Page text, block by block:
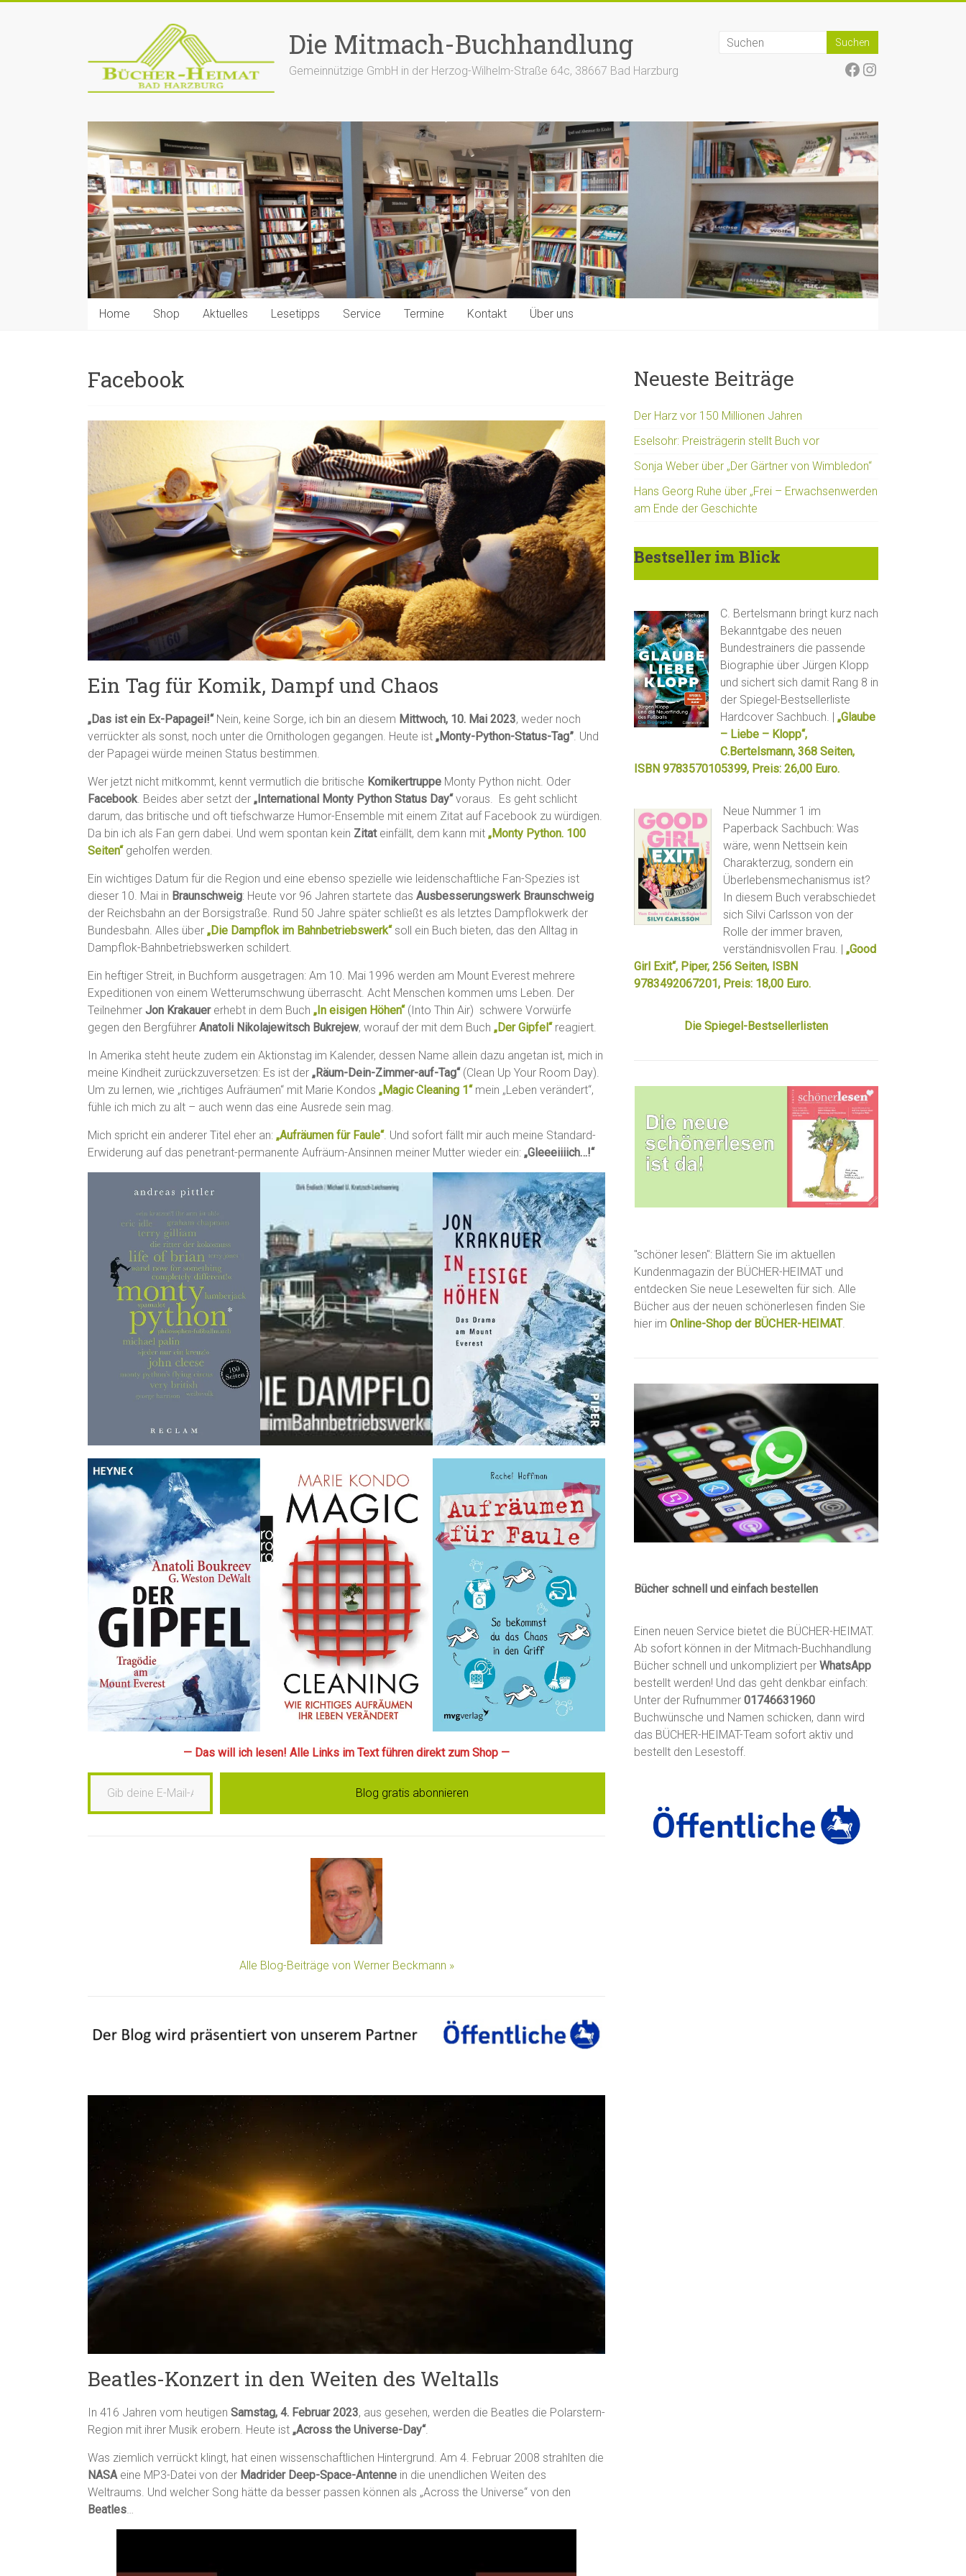
Die Mitmach-Buchhandlung
Gemeinnützige GmbH in der Herzog-Wilhelm-Straße 64c, 38667 Bad Harzburg Facebook
Instagram
Home Shop Aktuelles Lesetipps Service Termine Kontakt Über uns
Facebook
Ein Tag für Komik, Dampf und Chaos
„Das ist ein Ex-Papagei!“Nein, keine Sorge, ich bin an diesem Mittwoch, 10. Mai 2023, weder noch
verrückter als sonst, noch unter die Ornithologen gegangen. Heute ist „Monty-Python-Status-Tag” . Und
der Papagei würde meinen Status bestimmen.
Wer jetzt nicht mitkommt, kennt vermutlich die britische Komikertruppe Monty Python nicht. Oder
Facebook . Beides aber setzt der „International Monty Python Status Day“voraus. Es geht schlicht
darum, das britische und oft tiefschwarze Humor-Ensemble mit einem Zitat auf Facebook zu würdigen.
Da bin ich als Fan gern dabei. Und wem spontan kein Zitateinfällt, dem kann mit „Monty Python. 100
Seiten“geholfen werden.
Ein wichtiges Datum für die Region und eine ebenso spezielle wie leidenschaftliche Fan-Spezies ist
dieser 10. Mai in Braunschweig: Heute vor 96 Jahren startete das Ausbesserungswerk Braunschweig
der Reichsbahn an der Borsigstraße. Rund 50 Jahre später schließt es als letztes Dampflokwerk der
Bundesbahn. Alles über „Die Dampflok im Bahnbetriebswerk“soll ein Buch bieten, das den Alltag in
Dampflok-Bahnbetriebswerken schildert.
Ein heftiger Streit, in Buchform ausgetragen: Am 10. Mai 1996 werden am Mount Everest mehrere
Expeditionen von einem Wetterumschwung überrascht. Acht Menschen kommen ums Leben. Der
Teilnehmer Jon Krakauererhebt in dem Buch „In eisigen Höhen“(Into Thin Air) schwere Vorwürfe
gegen den Bergführer Anatoli Nikolajewitsch Bukrejew, worauf der mit dem Buch „Der Gipfel“reagiert.
In Amerika steht heute zudem ein Aktionstag im Kalender, dessen Name allein dazu angetan ist, mich in
meine Kindheit zurückzuversetzen: Es ist der „Räum-Dein-Zimmer-auf-Tag“(Clean Up Your Room Day).
Um zu lernen, wie „richtiges Aufräumen“ mit Marie Kondos „Magic Cleaning 1“mein „Leben verändert“,
fühle ich mich zu alt – auch wenn das eine Ausrede sein mag.
Mich spricht ein anderer Titel eher an: „Aufräumen für Faule“. Und sofort fällt mir auch meine Standard-
Erwiderung auf das penetrant-permanente Aufräum-Ansinnen meiner Mutter wieder ein: „Gleeeiiiich…!“
— Das will ich lesen! Alle Links im Text führen direkt zum Shop —
Gib deine E-Mail-Adresse ein …
Blog gratis abonnieren
Alle Blog-Beiträge von Werner Beckmann »
Beatles-Konzert in den Weiten des Weltalls
In 416 Jahren vom heutigen Samstag, 4. Februar 2023, aus gesehen, werden die Beatles die Polarstern-
Region mit ihrer Musik erobern. Heute ist „Across the Universe-Day“.
Was ziemlich verrückt klingt, hat einen wissenschaftlichen Hintergrund. Am 4. Februar 2008 strahlten die
NASAeine MP3-Datei von der Madrider Deep-Space-Antenne in die unendlichen Weiten des
Weltraums. Und welcher Song hätte da besser passen können als „Across the Universe“ von den
Beatles…
Neueste Beiträge
Der Harz vor 150 Millionen Jahren
Eselsohr: Preisträgerin stellt Buch vor
Sonja Weber über „Der Gärtner von Wimbledon“
Hans Georg Ruhe über „Frei – Erwachsenwerden
am Ende der Geschichte
Bestseller im Blick
C. Bertelsmann bringt kurz nach
Bekanntgabe des neuen
Bundestrainers die passende
Biographie über Jürgen Klopp
und sichert sich damit Rang 8 in
der Spiegel-Bestsellerliste
Hardcover Sachbuch. |„Glaube
– Liebe – Klopp“,
C.Bertelsmann, 368 Seiten,
ISBN 9783570105399, Preis: 26,00 Euro.
Neue Nummer 1 im
Paperback Sachbuch: Was
wäre, wenn Nettsein kein
Charakterzug, sondern ein
Überlebensmechanismus ist?
In diesem Buch verabschiedet
sich Silvi Carlsson von der
Rolle der immer braven,
verständnisvollen Frau. |„Good
Girl Exit“, Piper, 256 Seiten, ISBN
9783492067201, Preis: 18,00 Euro.
Die Spiegel-Bestsellerlisten
"schöner lesen": Blättern Sie im aktuellen
Kundenmagazin der BÜCHER-HEIMAT und
entdecken Sie neue Lesewelten für sich. Alle
Bücher aus der neuen schönerlesen finden Sie
hier imOnline-Shop der BÜCHER-HEIMAT.
Bücher schnell und einfach bestellen
Einen neuen Service bietet die BÜCHER-HEIMAT.
Ab sofort können in der Mitmach-Buchhandlung
Bücher schnell und unkompliziert perWhatsApp
bestellt werden! Und das geht denkbar einfach:
Unter der Rufnummer01746631960
Buchwünsche und Namen schicken, dann wird
das BÜCHER-HEIMAT-Team sofort aktiv und
bestellt den Lesestoff.